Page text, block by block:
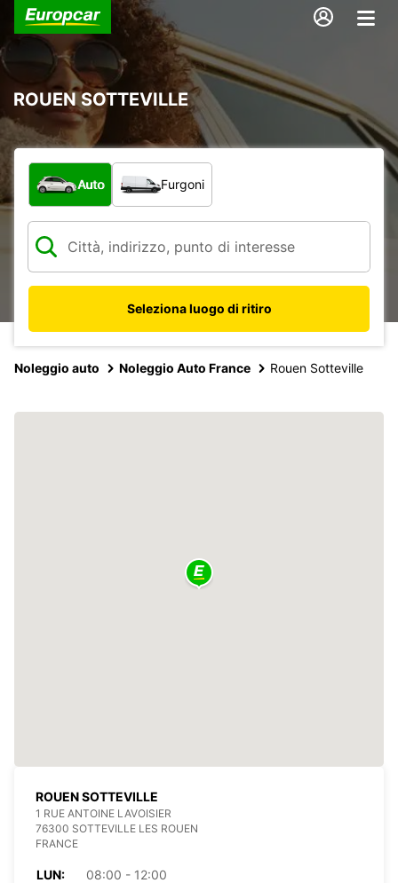
ROUEN SOTTEVILLE
Scegli la tipologia di veicolo:
Auto Furgoni
Seleziona luogo di ritiro
Noleggio auto Noleggio Auto France Rouen Sotteville
ROUEN SOTTEVILLE
1 RUE ANTOINE LAVOISIER
76300 SOTTEVILLE LES ROUEN
FRANCE
LUN:
08:00 - 12:00